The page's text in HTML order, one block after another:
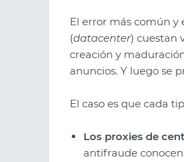
El error más común y
(datacenter) cuestan
creación y
anuncios. Y luego se
El caso es que cada
Los proxies de
antifraude